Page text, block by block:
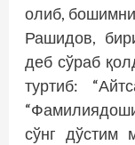
олиб,
Рашидов,
деб сўраб
туртиб:
сўнг дўстим